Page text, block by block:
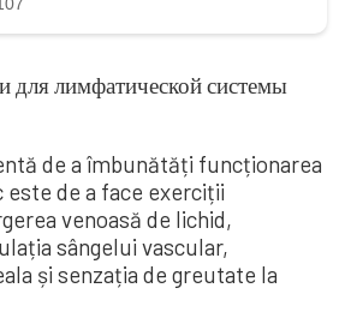
de a îmbunătăți funcționarea
de a face exerciții
venoasă de lichid,
sângelui vascular,
și senzația de greutate la